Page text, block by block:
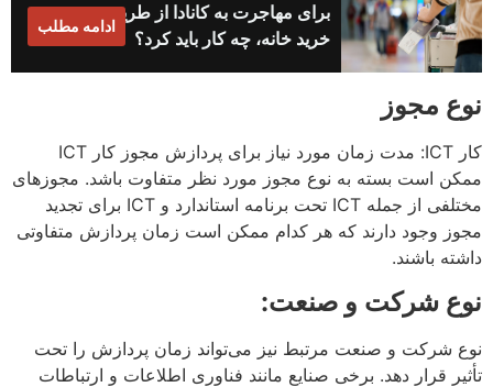
برای مهاجرت به کانادا از طریق
خرید خانه، چه کار باید کرد؟
ادامه مطلب
نوع مجوز
کار ICT: مدت زمان مورد نیاز برای پردازش مجوز کار ICT
ممکن است بسته به نوع مجوز مورد نظر متفاوت باشد. مجوزهای
مختلفی از جمله ICT تحت برنامه استاندارد و ICT برای تجدید
مجوز وجود دارند که هر کدام ممکن است زمان پردازش متفاوتی
داشته باشند.
نوع شرکت و صنعت:
نوع شرکت و صنعت مرتبط نیز می‌تواند زمان پردازش را تحت
تأثیر قرار دهد. برخی صنایع مانند فناوری اطلاعات و ارتباطات